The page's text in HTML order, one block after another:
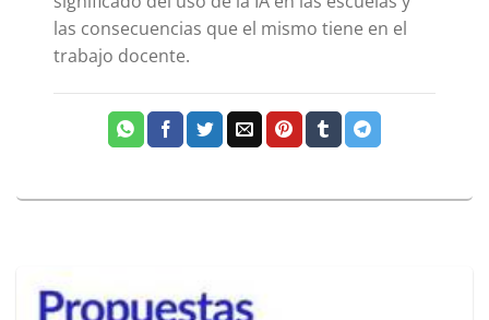
las consecuencias que el mismo tiene en el
trabajo docente.